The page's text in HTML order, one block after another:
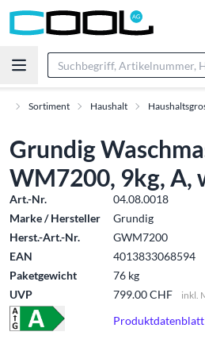
Sortiment Haushalt
Grundig
WM7200, 9kg, A,
Art.-Nr.
04.08.0018
Marke / Hersteller
Grundig
Herst.-Art.-Nr.
GWM7200
EAN
4013833068594
Paketgewicht
76 kg
UVP
799.00 CHF inkl.
Produktdatenblatt